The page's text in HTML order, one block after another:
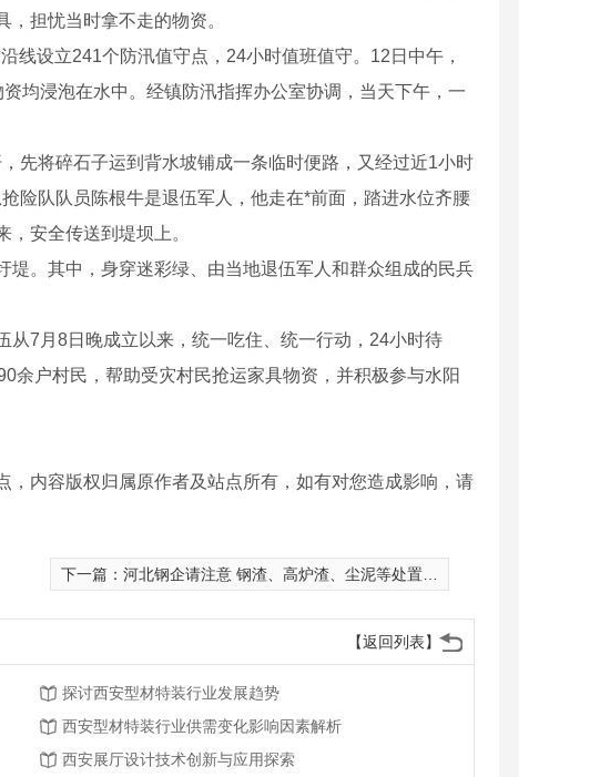
担忧当时拿不走的物资。
设立241个防汛值守点，24小时值班值守。12日中午，
均浸泡在水中。经镇防汛指挥办公室协调，当天下午，一
将碎石子运到背水坡铺成一条临时便路，又经过近1小时
险队队员陈根牛是退伍军人，他走在*前面，踏进水位齐腰
安全传送到堤坝上。
。其中，身穿迷彩绿、由当地退伍军人和群众组成的民兵
7月8日晚成立以来，统一吃住、统一行动，24小时待
余户村民，帮助受灾村民抢运家具物资，并积极参与水阳
内容版权归属原作者及站点所有，如有对您造成影响，请
下一篇： 河北钢企请注意 钢渣、高炉渣、尘泥等处置利用率须达*
【返回列表】
探讨西安型材特装行业发展趋势
西安型材特装行业供需变化影响因素解析
西安展厅设计技术创新与应用探索